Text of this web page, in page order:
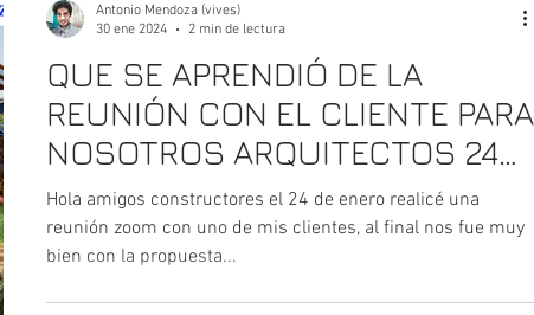
QUE SE APRENDIÓ DE LA
REUNIÓN CON EL CLIENTE PARA
NOSOTROS ARQUITECTOS 24
ENERO 2024 - reunión zoom
con uno de mis clientes
Hola amigos constructores el 24 de enero realicé una
reunión zoom con uno de mis clientes, al final nos fue muy
bien con la propuesta...
Antonio Mendoza (vives)
30 ene 2024
2 min de lectura